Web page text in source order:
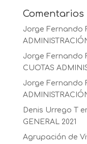
Comentarios
Jorge Fernando
Jorge Fernando
CUOTAS
Jorge Fernando
Denis Urrego T
GENERAL 2021
Agrupación de